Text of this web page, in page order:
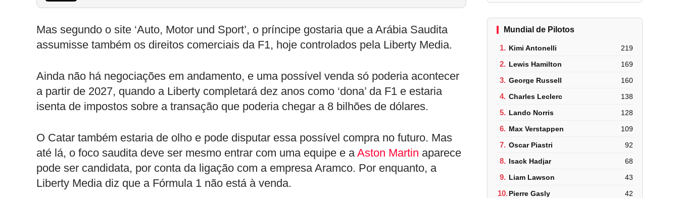
Mas segundo o site ‘Auto, Motor und Sport’, o príncipe gostaria que a Arábia Saudita
assumisse também os direitos comerciais da F1, hoje controlados pela Liberty Media.
Ainda não há negociações em andamento, e uma possível venda só poderia acontecer
a partir de 2027, quando a Liberty completará dez anos como ‘dona’ da F1 e estaria
isenta de impostos sobre a transação que poderia chegar a 8 bilhões de dólares.
O Catar também estaria de olho e pode disputar essa possível compra no futuro. Mas
até lá, o foco saudita deve ser mesmo entrar com uma equipe e aAston Martin aparece
pode ser candidata, por conta da ligação com a empresa Aramco. Por enquanto, a
Liberty Media diz que a Fórmula 1 não está à venda.
Mundial de Pilotos
1. Kimi Antonelli 219
2. Lewis Hamilton 169
3. George Russell 160
4. Charles Leclerc 138
5. Lando Norris 128
6. Max Verstappen 109
7. Oscar Piastri 92
8. Isack Hadjar 68
9. Liam Lawson 43
10.Pierre Gasly 42